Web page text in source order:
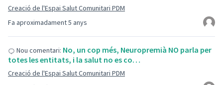
Fa aproximadament 5 anys
Creació de l'Espai Salut Comunitari PDM
Nou comentari: No, un cop més, Neuropremià NO parla per
totes les entitats, i la salut no es co…
Creació de l'Espai Salut Comunitari PDM